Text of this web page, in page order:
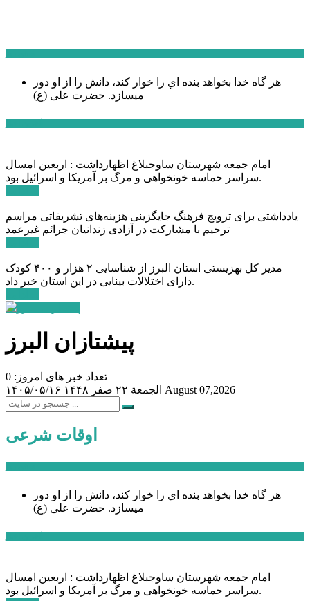
هر گاه خدا بخواهد بنده اي را خوار كند، دانش را از او دور
میسازد. حضرت علی (ع)
امام جمعه شهرستان ساوجبلاغ اظهارداشت : اربعین امسال
سراسر حماسه خونخواهی و مرگ بر آمریکا و اسرائیل بود.
یادداشتی برای ترویج فرهنگ جایگزینی هزینه‌های تشریفاتی مراسم
ترحیم با مشارکت در آزادی زندانیان جرائم غیرعمد
مدیر کل بهزیستی استان البرز از شناسایی ۲ هزار و ۴۰۰ کودک
دارای اختلالات بینایی در این استان خبر داد.
پیشتازان البرز
تعداد خبر های امروز: 0
۱۴۰۵/۰۵/۱۶
الجمعة ۲۲ صفر ۱۴۴۸ August 07,2026
اوقات شرعی
هر گاه خدا بخواهد بنده اي را خوار كند، دانش را از او دور
میسازد. حضرت علی (ع)
امام جمعه شهرستان ساوجبلاغ اظهارداشت : اربعین امسال
سراسر حماسه خونخواهی و مرگ بر آمریکا و اسرائیل بود.